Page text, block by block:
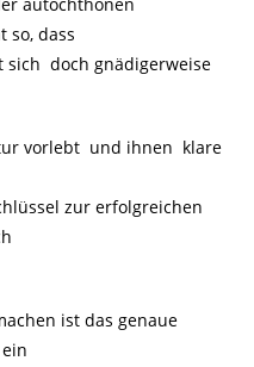
so, dass
doch gnädigerweise
vorlebt und ihnen klare
zur erfolgreichen
ist das genaue